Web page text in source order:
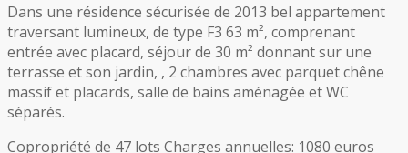
Dans une résidence sécurisée de 2013 bel appartement
traversant lumineux, de type F3 63 m², comprenant
entrée avec placard, séjour de 30 m² donnant sur une
terrasse et son jardin, , 2 chambres avec parquet chêne
massif et placards, salle de bains aménagée et WC
séparés.
Copropriété de 47 lots Charges annuelles: 1080 euros